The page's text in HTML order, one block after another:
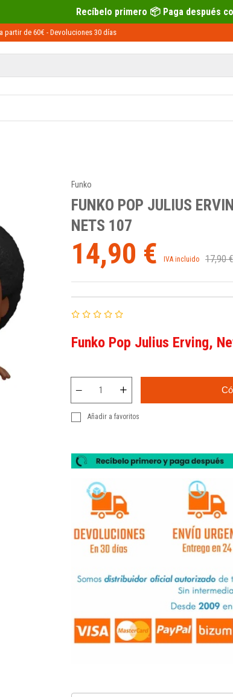
📦 Paga después con Sequra 💶
partir de 60€ - Devoluciones 30 días
Funko
FUNKO POP JULIUS
NETS 107
14,90 € IVA incluido 17,90 €
Funko Pop Julius Erving,
Añadir a favoritos